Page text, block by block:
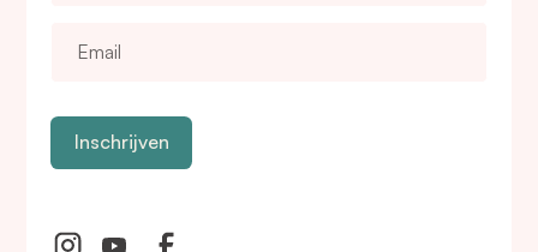
Inschrijven
Inschrijven